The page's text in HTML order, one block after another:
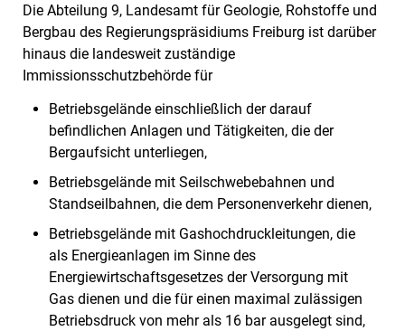
Die Abteilung 9, Landesamt für Geologie, Rohstoffe und
Bergbau des Regierungspräsidiums Freiburg ist darüber
hinaus die landesweit zuständige
Immissionsschutzbehörde für
Betriebsgelände einschließlich der darauf
befindlichen Anlagen und Tätigkeiten, die der
Bergaufsicht unterliegen,
Betriebsgelände mit Seilschwebebahnen und
Standseilbahnen, die dem Personenverkehr dienen,
Betriebsgelände mit Gashochdruckleitungen, die
als Energieanlagen im Sinne des
Energiewirtschaftsgesetzes der Versorgung mit
Gas dienen und die für einen maximal zulässigen
Betriebsdruck von mehr als 16 bar ausgelegt sind,